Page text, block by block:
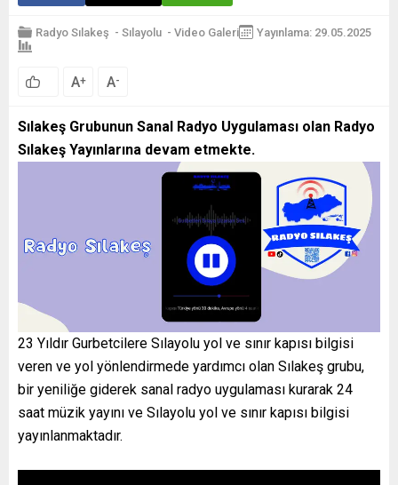
Radyo Sılakeş - Sılayolu - Video Galeri Yayınlama: 29.05.2025
A+ A-
Sılakeş Grubunun Sanal Radyo Uygulaması olan Radyo
Sılakeş Yayınlarına devam etmekte.
23 Yıldır Gurbetcilere Sılayolu yol ve sınır kapısı bilgisi
veren ve yol yönlendirmede yardımcı olan Sılakeş grubu,
bir yeniliğe giderek sanal radyo uygulaması kurarak 24
saat müzik yayını ve Sılayolu yol ve sınır kapısı bilgisi
yayınlanmaktadır.